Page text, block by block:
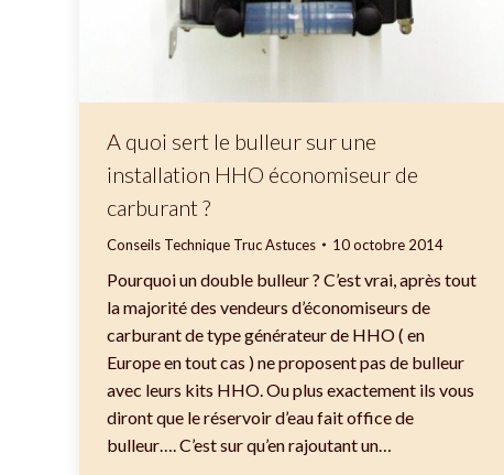
A quoi sert le bulleur sur une
installation HHO économiseur de
carburant ?
Conseils Technique Truc Astuces 10 octobre 2014
Pourquoi un double bulleur ? C’est vrai, après tout
la majorité des vendeurs d’économiseurs de
carburant de type générateur de HHO ( en
Europe en tout cas ) ne proposent pas de bulleur
avec leurs kits HHO. Ou plus exactement ils vous
diront que le réservoir d’eau fait office de
bulleur…. C’est sur qu’en rajoutant un…